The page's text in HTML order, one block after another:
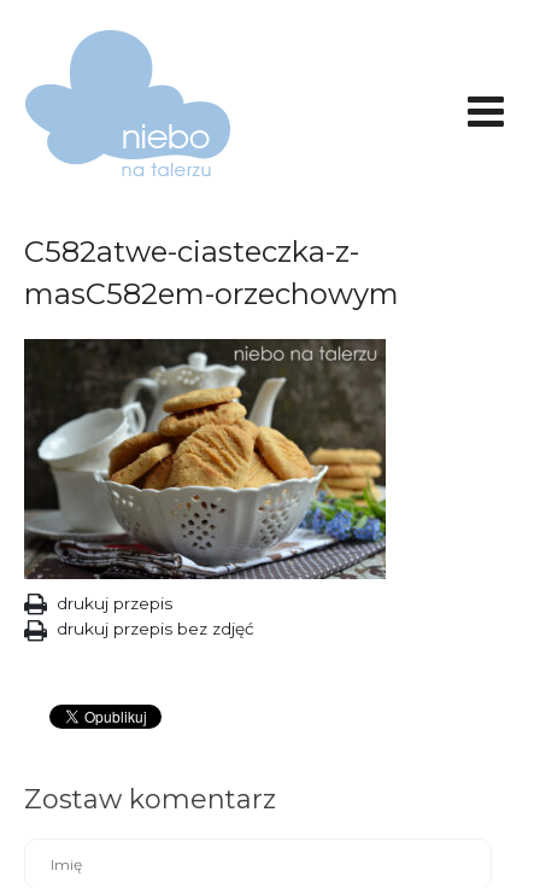
C582atwe-ciasteczka-z-
masC582em-orzechowym
drukuj przepis
drukuj przepis bez zdjęć
Zostaw komentarz